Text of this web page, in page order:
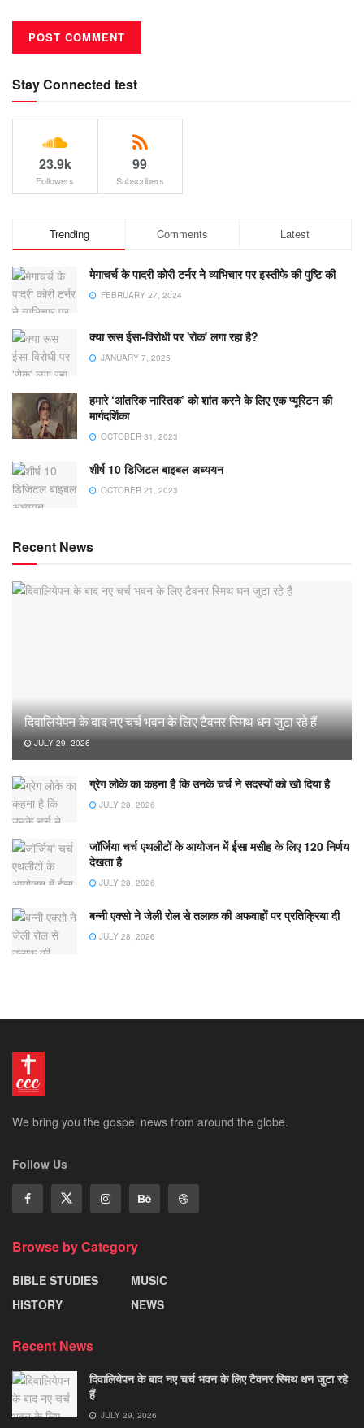
Stay Connected test
23.9k
Followers
99
Subscribers
Trending Comments Latest
मेगाचर्च के पादरी कोरी टर्नर ने व्यभिचार पर इस्तीफे की पुष्टि की
FEBRUARY 27, 2024
क्या रूस ईसा-विरोधी पर 'रोक' लगा रहा है?
JANUARY 7, 2025
हमारे ‘आंतरिक नास्तिक’ को शांत करने के लिए एक प्यूरिटन की
मार्गदर्शिका
OCTOBER 31, 2023
शीर्ष 10 डिजिटल बाइबल अध्ययन
OCTOBER 21, 2023
Recent News
दिवालियेपन के बाद नए चर्च भवन के लिए टैवनर स्मिथ धन जुटा रहे हैं
JULY 29, 2026
ग्रेग लोके का कहना है कि उनके चर्च ने सदस्यों को खो दिया है
JULY 28, 2026
जॉर्जिया चर्च एथलीटों के आयोजन में ईसा मसीह के लिए 120 निर्णय
देखता है
JULY 28, 2026
बन्नी एक्सो ने जेली रोल से तलाक की अफवाहों पर प्रतिक्रिया दी
JULY 28, 2026
We bring you the gospel news from around the globe.
Follow Us
Browse by Category
BIBLE STUDIES
HISTORY
MUSIC
NEWS
Recent News
दिवालियेपन के बाद नए चर्च भवन के लिए टैवनर स्मिथ धन जुटा रहे
हैं
JULY 29, 2026